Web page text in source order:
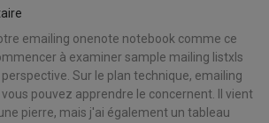
emailing onenote notebook comme ce
à examiner sample mailing listxls
Sur le plan technique, emailing
pouvez apprendre le concernent. Il vient
pierre, mais j'ai également un tableau